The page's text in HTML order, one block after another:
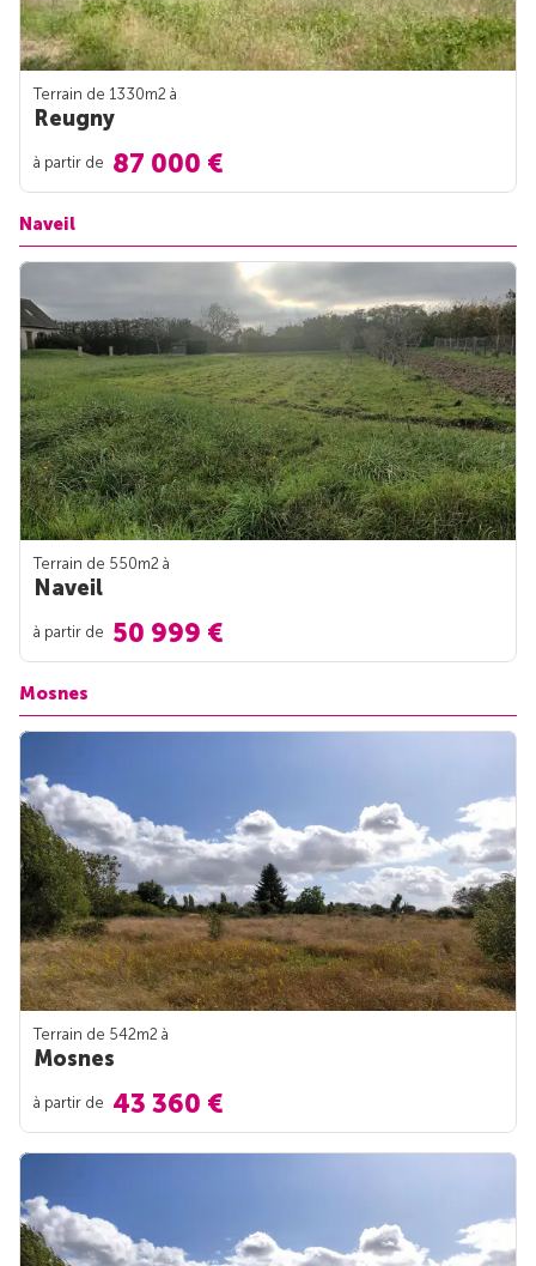
Terrain de 1330m2 à
Reugny
à partir de 87 000 €
Naveil
Terrain de 550m2 à
Naveil
à partir de 50 999 €
Mosnes
Terrain de 542m2 à
Mosnes
à partir de 43 360 €